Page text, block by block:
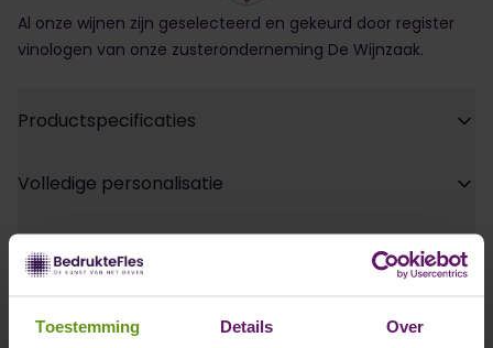
Toestemming Details Over
Al onze wijnen zijn geselecteerd en gekeurd door register
vinologen van onze zusteronderneming De Wijnzaak.
Productspecificaties
Volledige personalisatie
Extra opties